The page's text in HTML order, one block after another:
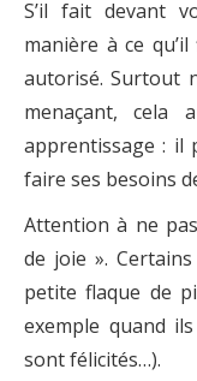
S’il fait devant
manière à ce
autorisé. Surtout
menaçant,
apprentissage : il
faire ses besoins
Attention à ne
de joie ».
petite flaque de
exemple quand
sont félicités…).